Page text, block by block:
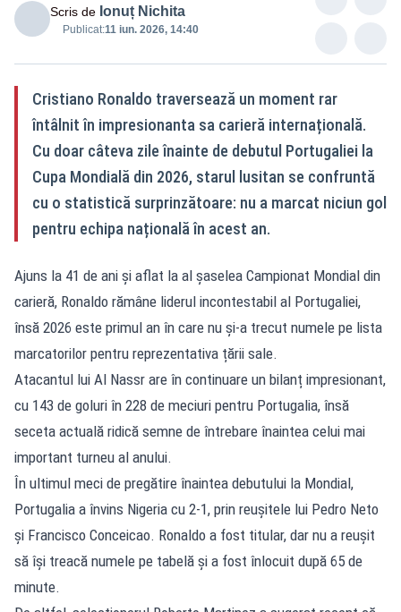
Scris de Ionuț Nichita
Publicat:11 iun. 2026, 14:40
Cristiano Ronaldo traversează un moment rar
întâlnit în impresionanta sa carieră internațională.
Cu doar câteva zile înainte de debutul Portugaliei la
Cupa Mondială din 2026, starul lusitan se confruntă
cu o statistică surprinzătoare: nu a marcat niciun gol
pentru echipa națională în acest an.
Ajuns la 41 de ani și aflat la al șaselea Campionat Mondial din
carieră, Ronaldo rămâne liderul incontestabil al Portugaliei,
însă 2026 este primul an în care nu și-a trecut numele pe lista
marcatorilor pentru reprezentativa țării sale.
Atacantul lui Al Nassr are în continuare un bilanț impresionant,
cu 143 de goluri în 228 de meciuri pentru Portugalia, însă
seceta actuală ridică semne de întrebare înaintea celui mai
important turneu al anului.
În ultimul meci de pregătire înaintea debutului la Mondial,
Portugalia a învins Nigeria cu 2-1, prin reușitele lui Pedro Neto
și Francisco Conceicao. Ronaldo a fost titular, dar nu a reușit
să își treacă numele pe tabelă și a fost înlocuit după 65 de
minute.